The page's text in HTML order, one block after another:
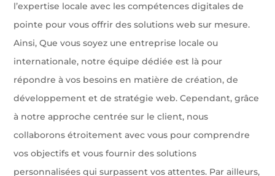
l’expertise locale avec les compétences digitales de
pointe pour vous offrir des solutions web sur mesure.
Ainsi, Que vous soyez une entreprise locale ou
internationale, notre équipe dédiée est là pour
répondre à vos besoins en matière de création, de
développement et de stratégie web. Cependant, grâce
à notre approche centrée sur le client, nous
collaborons étroitement avec vous pour comprendre
vos objectifs et vous fournir des solutions
personnalisées qui surpassent vos attentes. Par ailleurs,